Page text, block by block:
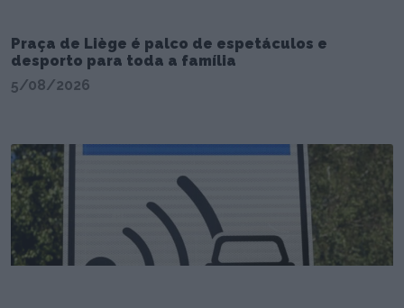
Praça de Liège é palco de espetáculos e
desporto para toda a família
5/08/2026